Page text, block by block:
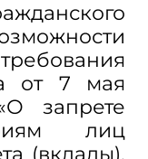
от 7 мая
запрете
лиц
(вклады),